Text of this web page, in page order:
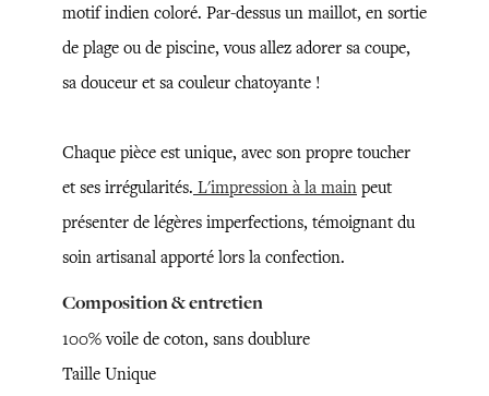
motif indien coloré. Par-dessus un maillot, en sortie
de plage ou de piscine, vous allez adorer sa coupe,
sa douceur et sa couleur chatoyante !
Chaque pièce est unique, avec son propre toucher
et ses irrégularités. L'impression à la main peut
présenter de légères imperfections, témoignant du
soin artisanal apporté lors la confection.
Composition & entretien
100% voile de coton, sans doublure
Taille Unique